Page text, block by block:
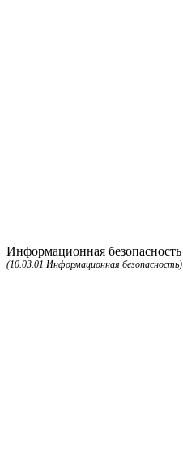
Информационная безопасность
(10.03.01 Информационная безопасность)